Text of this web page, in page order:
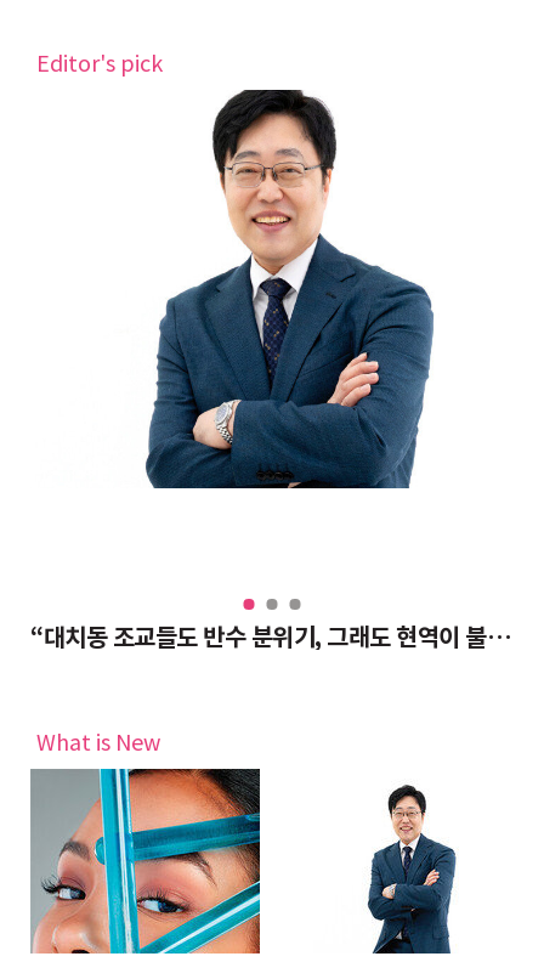
Editor's pick
“대치동 조교들도 반수 분위기, 그래도 현역이 불리하지 않은 이유”
What is New